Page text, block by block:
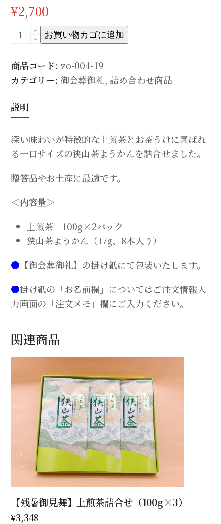
¥2,700
【御
葬
御
上
煎
茶
（100g×2）・
よ
う
ん
個
お買い物カゴに追加
商品コード: zo-004-19
カテゴリー: 御会葬御礼,詰め合わせ商品
説明
深い味わいが特徴的な上煎茶とお茶うけに喜ばれ
る一口サイズの狭山茶ようかんを詰合せました。
贈答品やお土産に最適です。
＜内容量＞
上煎茶 100g×2パック
狭山茶ようかん（17g、8本入り）
● 【御会葬御礼】の掛け紙にて包装いたします。
●掛け紙の「お名前欄」についてはご注文情報入
力画面の「注文メモ」欄にご入力ください。
関連商品
【残暑御見舞】上煎茶詰合せ（100g×3）
¥3,348